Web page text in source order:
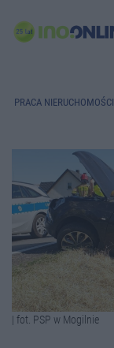
PRACA NIERUCHOMOŚCI
| fot. PSP w Mogilnie